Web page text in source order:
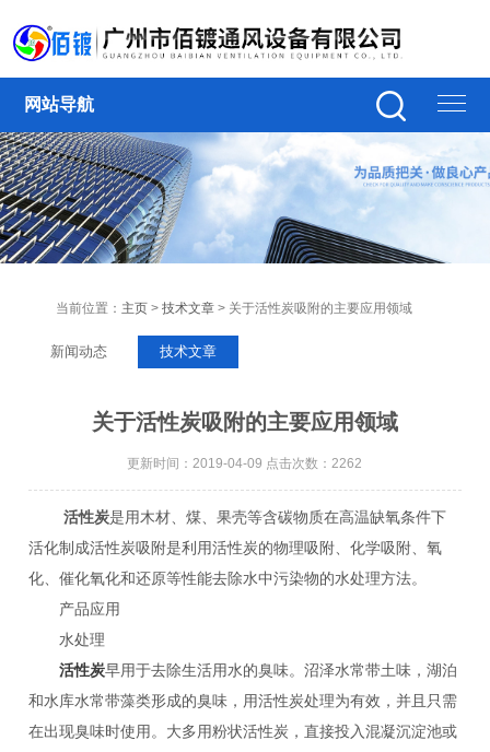
网站导航
当前位置： 主页 >技术文章 > 关于活性炭吸附的主要应用领域
新闻动态 技术文章
关于活性炭吸附的主要应用领域
更新时间：2019-04-09 点击次数：2262
活性炭是用木材、煤、果壳等含碳物质在高温缺氧条件下
活化制成活性炭吸附是利用活性炭的物理吸附、化学吸附、氧
化、催化氧化和还原等性能去除水中污染物的水处理方法。
产品应用
水处理
活性炭早用于去除生活用水的臭味。沼泽水常带土味，湖泊
和水库水常带藻类形成的臭味，用活性炭处理为有效，并且只需
在出现臭味时使用。大多用粉状活性炭，直接投入混凝沉淀池或